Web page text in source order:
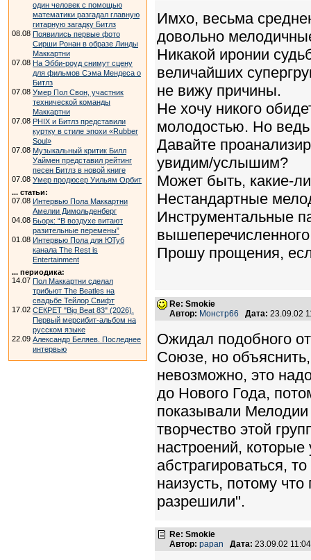
один человек с помощью
математики разгадал главную
гитарную загадку Битлз
08.08 Появились первые фото
Сирши Ронан в образе Линды
Маккартни
07.08 На Эбби-роуд снимут сцену
для фильмов Сэма Мендеса о
Битлз
07.08 Умер Пол Свон, участник
технической команды
Маккартни
07.08 PHIX и Битлз представили
куртку в стиле эпохи «Rubber
Soul»
07.08 Музыкальный критик Билл
Уаймен представил рейтинг
песен Битлз в новой книге
07.08 Умер продюсер Уильям Орбит
... статьи:
07.08 Интервью Пола Маккартни
Амелии Димольденберг
04.08 Бьорк: “В воздухе витают
разительные перемены”
01.08 Интервью Пола для ЮТуб
канала The Rest is
Entertainment
... периодика:
14.07 Пол Маккартни сделал
трибьют The Beatles на
свадьбе Тейлор Свифт
17.02 СЕКРЕТ "Big Beat 83" (2026).
Первый мерсибит-альбом на
русском языке
22.09 Александр Беляев. Последнее
интервью
Имхо, весьма
довольно
Никакой иронии
величайших
не вижу причины.
Не хочу никого
молодостью. Но ведь
Давайте
увидим/услышим?
Может быть, какие-
Нестандартные
Инструментальные
Прошу прощения,
Re: Smokie
Автор: Монстр66 Дата: 23.09.02
Ожидал подобного
Союзе, но
невозможно, это
до Нового Года,
показывали
творчество этой
настроений,
абстрагироваться,
наизусть, потому
разрешили".
Re: Smokie
Автор: papan Дата: 23.09.02